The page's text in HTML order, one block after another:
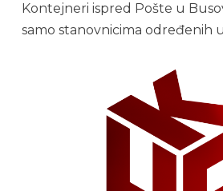
Kontejneri ispred Pošte u
samo stanovnicima određenih